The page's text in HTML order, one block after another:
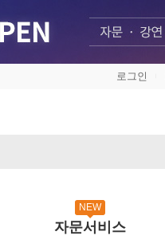
로그인
NEW
자문서비스